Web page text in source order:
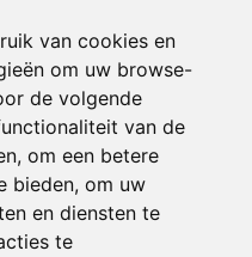
van cookies en
om uw browse-
de volgende
van de
, om een betere
bieden, om uw
en diensten te
te
voorbehouden